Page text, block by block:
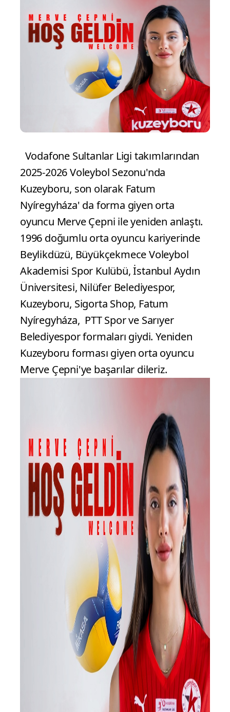
Vodafone Sultanlar Ligi takımlarından
2025-2026 Voleybol Sezonu'nda
Kuzeyboru, son olarak Fatum
Nyíregyháza' da forma giyen orta
oyuncu Merve Çepni ile yeniden anlaştı.
1996 doğumlu orta oyuncu kariyerinde
Beylikdüzü, Büyükçekmece Voleybol
Akademisi Spor Kulübü, İstanbul Aydın
Üniversitesi, Nilüfer Belediyespor,
Kuzeyboru, Sigorta Shop, Fatum
Nyíregyháza, PTT Spor ve Sarıyer
Belediyespor formaları giydi. Yeniden
Kuzeyboru forması giyen orta oyuncu
Merve Çepni'ye başarılar dileriz.